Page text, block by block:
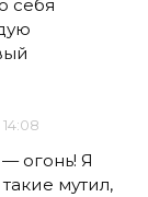
себя
огонь! Я
мутил,